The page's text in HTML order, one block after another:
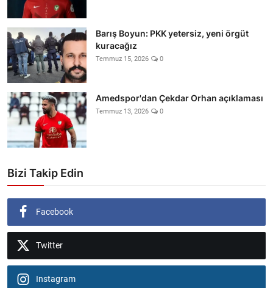
Barış Boyun: PKK yetersiz, yeni örgüt
kuracağız
Temmuz 15, 2026 0
Amedspor'dan Çekdar Orhan açıklaması
Temmuz 13, 2026 0
Bizi Takip Edin
Facebook
Twitter
Instagram